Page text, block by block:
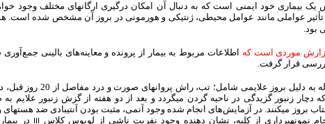
یک بیماری خود ایمنی است که به ‏دنبال آن امکان درگیری ارگان‏های مختلف وجود
عواملی مانند عوامل محیطی، ژنتیکی و هورمونی در بروز آن مشخص شده است.
بود.
موردی است که اطلاعات مربوط به بیمار از پرونده و معاینه‌های بالینی
قرار گرفت.
کودکی 11 ساله به ‏دلیل
دچار زنبور گزیدگی در ناحیه گردن می‏گردد و بعد از دو هفته از گزش زنبور علایم
بروز می‏کنند. در آزمایش‌های انجام شده وجود آنمی، مثبت بودن آنتی‏بادی ضد هسته‏ای و
نمونه‏برداری از کلیه، نشان دهنده وجود نفریت ناشی از لوپوس کلاس
III در